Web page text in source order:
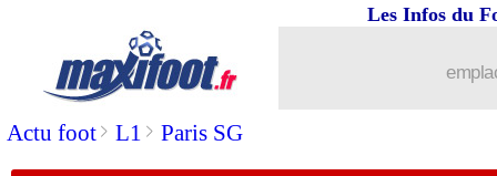
Actu foot> L1 > Paris SG
Les Infos du
Barça : ça s'active pour Depay
07/06 OM: Strootman, une vraie priorité du